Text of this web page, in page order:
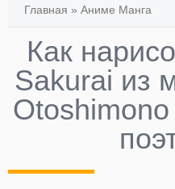
Главная » Аниме Манга
Как
Sakurai из